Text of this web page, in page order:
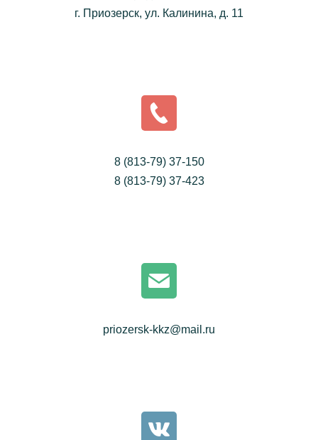
г. Приозерск, ул. Калинина, д. 11
8 (813-79) 37-150
8 (813-79) 37-423
priozersk-kkz@mail.ru